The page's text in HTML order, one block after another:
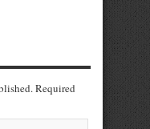
Required